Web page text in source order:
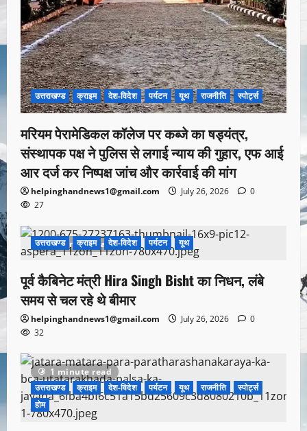
उत्तराखण्ड क्राइम देश-विदेश पर्यटन यूथ राजनीति स्पोर्ट्स
मरियम पेरामेडिकल कॉलेज पर कब्जे का षड्यंत्र,
संस्थापक पक्ष ने पुलिस से लगाई न्याय की गुहार, एफ आई
आर दर्ज कर निष्पक्ष जांच और कार्रवाई की मांग
helpinghandnews1@gmail.com July 26, 2026
0
27
1 minute read
उत्तराखण्ड क्राइम देश-विदेश पर्यटन यूथ
पूर्व कैबिनेट मंत्री Hira Singh Bisht का निधन, लंबे
समय से चल रहे थे बीमार
helpinghandnews1@gmail.com July 26, 2026
0
32
1 minute read
उत्तराखण्ड
क्राइम देश-विदेश पर्यटन यूथ राजनीति
स्पोर्ट्स
होम